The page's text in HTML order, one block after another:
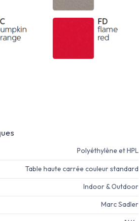
Polyéthylène et HPL
Table haute carrée couleur standard
Indoor & Outdoor
Marc Sadler